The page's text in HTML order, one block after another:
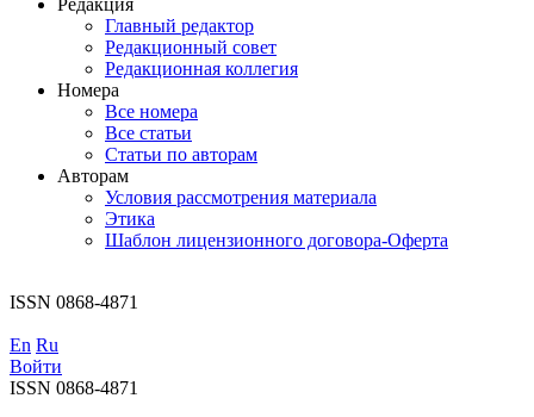
Редакция
Главный редактор
Редакционный совет
Редакционная коллегия
Номера
Все номера
Все статьи
Статьи по авторам
Авторам
Условия рассмотрения материала
Этика
Шаблон лицензионного договора-Оферта
ISSN 0868-4871
En Ru
Войти
ISSN 0868-4871